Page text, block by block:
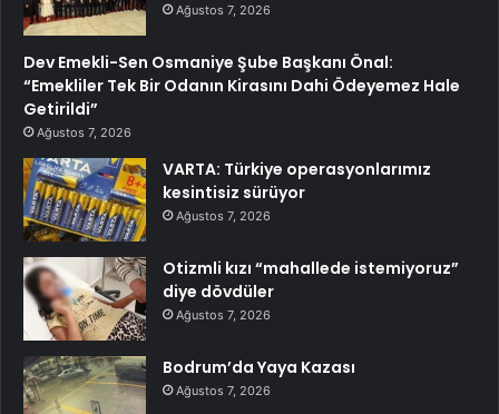
Ağustos 7, 2026
Dev Emekli-Sen Osmaniye Şube Başkanı Önal:
“Emekliler Tek Bir Odanın Kirasını Dahi Ödeyemez Hale
Getirildi”
Ağustos 7, 2026
VARTA: Türkiye operasyonlarımız
kesintisiz sürüyor
Ağustos 7, 2026
Otizmli kızı “mahallede istemiyoruz”
diye dövdüler
Ağustos 7, 2026
Bodrum’da Yaya Kazası
Ağustos 7, 2026